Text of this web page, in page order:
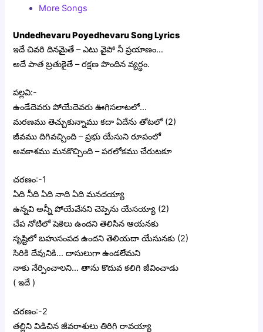
More Songs
Undedhevaru Poyedhevaru Song Lyrics
ఇదే చివరి దినమైతే – ఎటు వైపో నీ ప్రయాణం…
అదే పాత బ్రతుకైతే – రక్షణ పొందిన వ్యర్థం.
పల్లవి:-
ఉండేదెవరు పోయేదెవరు ఊగిసలాటలో…
మరణము తెచ్చుకున్నాము కదా ఏదేను తోటలో (2)
జీవము దిగివచ్చింది – ప్రభు యేసుని రూపంలో
అవకాశము మనకొచ్చింది – పరలోకము చేరుటకూ
చరణం:-1
ఏది నీది ఏది నాది ఏది మనదయ్యా
ఉన్నవి అన్నీ పోయేవేనని చెప్పెను యేసయ్యా (2)
చేప నోటిలో షెకెలు ఉందని తెలిసిన ఆయనకు
సృష్టిలో బహుసంపద ఉందని తెలియదా యేసునకు (2)
సిరికి దేవునికి… దాసులుగా ఉండలేమని
నాకు నేర్పించాలని… తాను కొదువ కలిగి జీవించాడు
( ఇదే )
చరణం:-2
తల్లిని విడిచిన జీవరాశులు తిరిగి రావయ్యా